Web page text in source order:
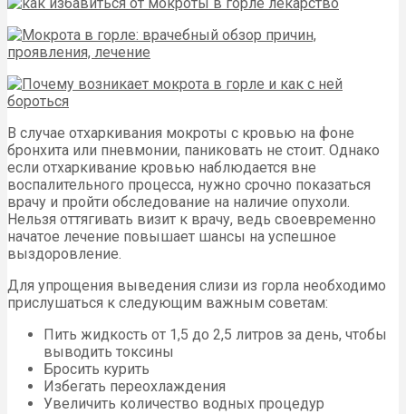
В случае отхаркивания мокроты с кровью на фоне
бронхита или пневмонии, паниковать не стоит. Однако
если отхаркивание кровью наблюдается вне
воспалительного процесса, нужно срочно показаться
врачу и пройти обследование на наличие опухоли.
Нельзя оттягивать визит к врачу, ведь своевременно
начатое лечение повышает шансы на успешное
выздоровление.
Для упрощения выведения слизи из горла необходимо
прислушаться к следующим важным советам:
Пить жидкость от 1,5 до 2,5 литров за день, чтобы
выводить токсины
Бросить курить
Избегать переохлаждения
Увеличить количество водных процедур